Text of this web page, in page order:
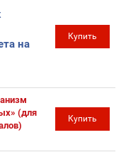
на
Купить
(для
Купить